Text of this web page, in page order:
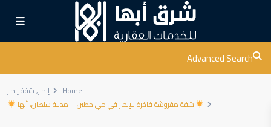
Advanced Search
Home إيجار,شقة إيجار
شقة مفروشة فاخرة للإيجار في حي حطين – مدينة سلطان، أبها